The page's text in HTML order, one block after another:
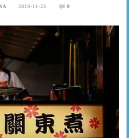
2019-11-25 0